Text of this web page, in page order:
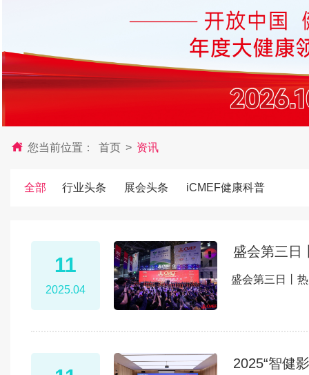
您当前位置： 首页 > 资讯
全部 行业头条 展会头条 iCMEF健康科普
11
2025.04
盛会第三日
盛会第三日丨
2025“智健